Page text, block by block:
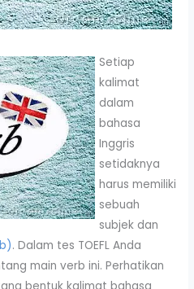
Setiap
kalimat
dalam
bahasa
Inggris
setidaknya
harus memiliki
sebuah
subjek dan
. Dalam tes TOEFL Anda
main verb ini. Perhatikan
bentuk kalimat bahasa